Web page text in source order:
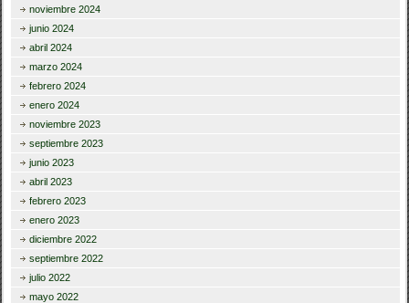
noviembre 2024
junio 2024
abril 2024
marzo 2024
febrero 2024
enero 2024
noviembre 2023
septiembre 2023
junio 2023
abril 2023
febrero 2023
enero 2023
diciembre 2022
septiembre 2022
julio 2022
mayo 2022